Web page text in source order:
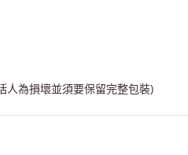
人為損壞並須要保留完整包裝)